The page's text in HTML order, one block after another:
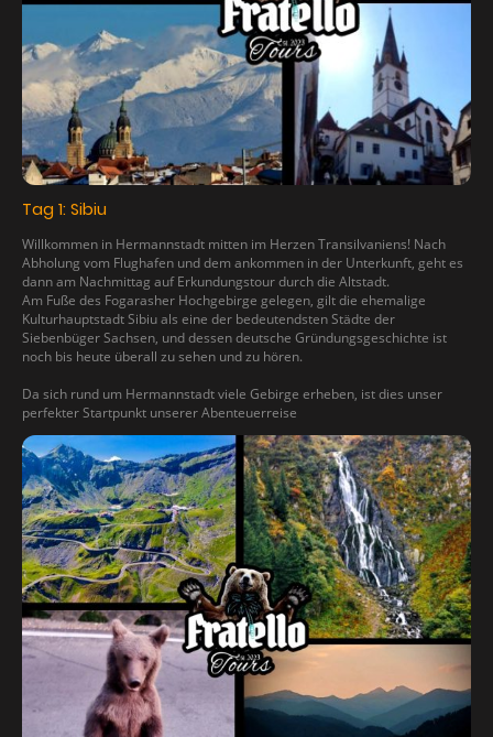
Tag 1: Sibiu
Willkommen in Hermannstadt mitten im Herzen Transilvaniens! Nach
Abholung vom Flughafen und dem ankommen in der Unterkunft, geht es
dann am Nachmittag auf Erkundungstour durch die Altstadt.
Am Fuße des Fogarasher Hochgebirge gelegen, gilt die ehemalige
Kulturhauptstadt Sibiu als eine der bedeutendsten Städte der
Siebenbüger Sachsen, und dessen deutsche Gründungsgeschichte ist
noch bis heute überall zu sehen und zu hören.
Da sich rund um Hermannstadt viele Gebirge erheben, ist dies unser
perfekter Startpunkt unserer Abenteuerreise